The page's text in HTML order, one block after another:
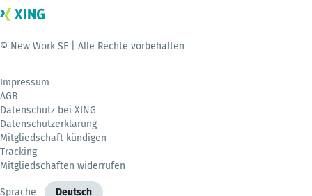
© New Work SE | Alle Rechte vorbehalten
Impressum
AGB
Datenschutz bei XING
Datenschutzerklärung
Mitgliedschaft kündigen
Tracking
Mitgliedschaften widerrufen
Sprache Deutsch